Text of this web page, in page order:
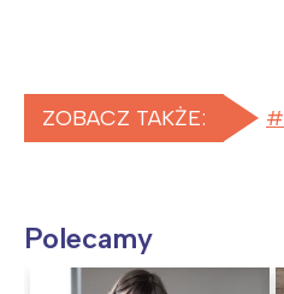
ZOBACZ TAKŻE:
Polecamy